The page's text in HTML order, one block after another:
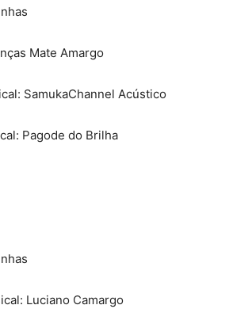
Mate Amargo
SamukaChannel Acústico
Pagode do Brilha
Luciano Camargo